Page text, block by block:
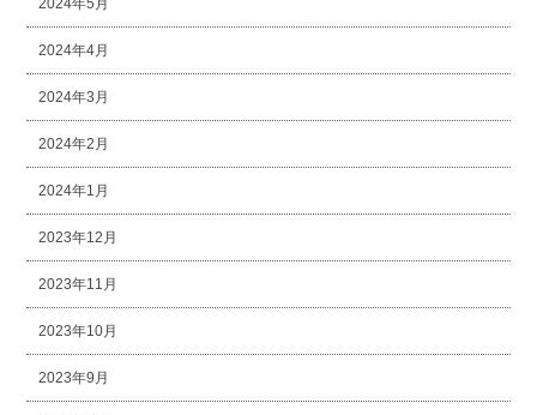
2024年5月
2024年4月
2024年3月
2024年2月
2024年1月
2023年12月
2023年11月
2023年10月
2023年9月